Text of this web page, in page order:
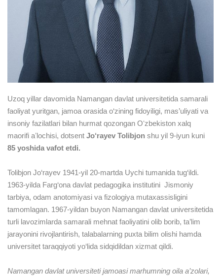
Uzoq yillar davomida Namangan davlat universitetida samarali
faoliyat yuritgan, jamoa orasida o‘zining fidoyiligi, mas’uliyati va
insoniy fazilatlari bilan hurmat qozongan Oʻzbekiston xalq
maorifi aʼlochisi, dotsent Jo‘rayev Tolibjon shu yil 9-iyun kuni
85 yoshida vafot etdi.
Tolibjon Jo‘rayev 1941-yil 20-martda Uychi tumanida tug‘ildi.
1963-yilda Farg‘ona davlat pedagogika institutini Jismoniy
tarbiya, odam anotomiyasi va fizologiya mutaxassisligini
tamomlagan. 1967-yildan buyon Namangan davlat universitetida
turli lavozimlarda samarali mehnat faoliyatini olib borib, ta’lim
jarayonini rivojlantirish, talabalarning puxta bilim olishi hamda
universitet taraqqiyoti yo‘lida sidqidildan xizmat qildi.
Namangan davlat universiteti jamoasi marhumning oila a’zolari,